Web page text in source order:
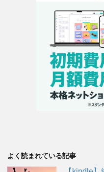
よく読まれている記事